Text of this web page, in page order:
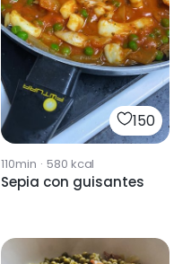
150
110min · 580 kcal
Sepia con guisantes